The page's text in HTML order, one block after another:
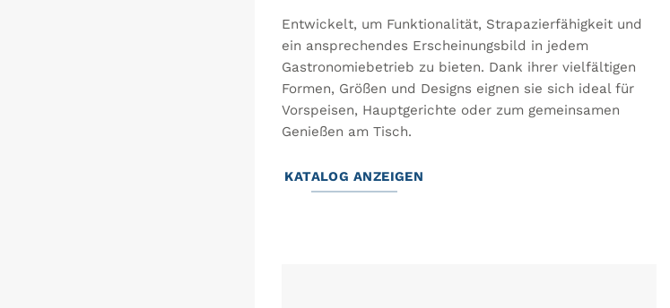
Entwickelt, um Funktionalität, Strapazierfähigkeit und
ein ansprechendes Erscheinungsbild in jedem
Gastronomiebetrieb zu bieten. Dank ihrer vielfältigen
Formen, Größen und Designs eignen sie sich ideal für
Vorspeisen, Hauptgerichte oder zum gemeinsamen
Genießen am Tisch.
KATALOG ANZEIGEN